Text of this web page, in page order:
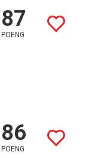
87
POENG
86
POENG